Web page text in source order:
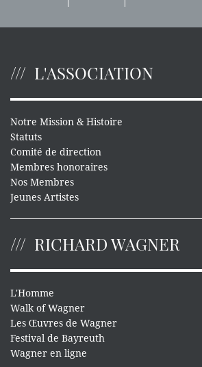
L'ASSOCIATION
Notre Mission & Histoire
Statuts
Comité de direction
Membres honoraires
Nos Membres
Jeunes Artistes
RICHARD WAGNER
L'Homme
Walk of Wagner
Les Œuvres de Wagner
Festival de Bayreuth
Wagner en ligne